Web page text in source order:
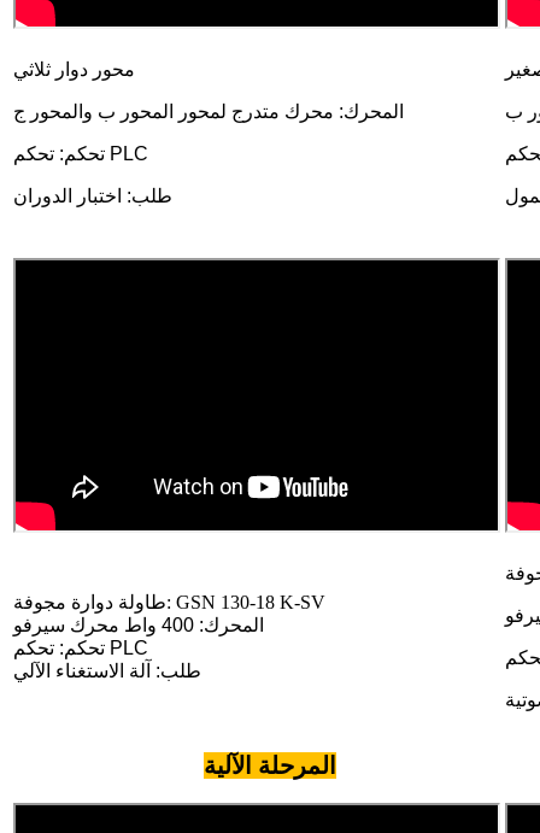
محور دوار ثلاثي
المحرك: محرك متدرج لمحور المحور ب والمحور ج
تحكم: تحكم PLC
طلب: اختبار الدوران
ب
طاولة دوارة مجوفة: GSN 130-18 K-SV
المحرك: 400 واط محرك سيرفو
تحكم: تحكم PLC
طلب: آلة الاستغناء الآلي
المرحلة الآلية